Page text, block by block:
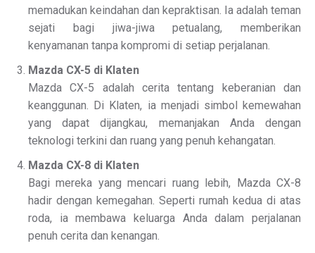
memadukan keindahan dan kepraktisan. Ia adalah teman
sejati bagi jiwa-jiwa petualang, memberikan
kenyamanan tanpa kompromi di setiap perjalanan.
Mazda CX-5 di Klaten
Mazda CX-5 adalah cerita tentang keberanian dan
keanggunan. Di Klaten, ia menjadi simbol kemewahan
yang dapat dijangkau, memanjakan Anda dengan
teknologi terkini dan ruang yang penuh kehangatan.
Mazda CX-8 di Klaten
Bagi mereka yang mencari ruang lebih, Mazda CX-8
hadir dengan kemegahan. Seperti rumah kedua di atas
roda, ia membawa keluarga Anda dalam perjalanan
penuh cerita dan kenangan.